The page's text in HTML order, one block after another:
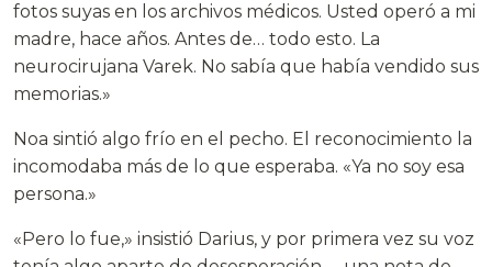
fotos suyas en los archivos médicos. Usted operó a mi
madre, hace años. Antes de… todo esto. La
neurocirujana Varek. No sabía que había vendido sus
memorias.»
Noa sintió algo frío en el pecho. El reconocimiento la
incomodaba más de lo que esperaba. «Ya no soy esa
persona.»
«Pero lo fue,» insistió Darius, y por primera vez su voz